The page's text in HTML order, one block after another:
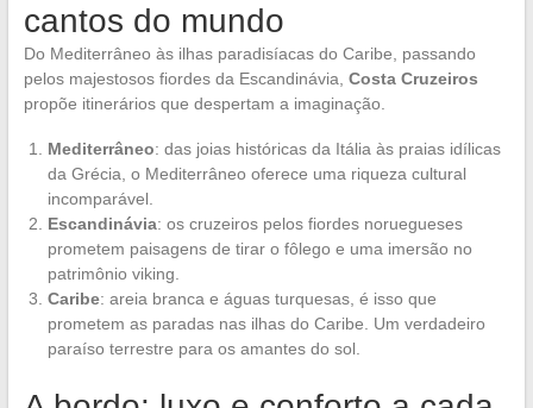
cantos do mundo
Do Mediterrâneo às ilhas paradisíacas do Caribe, passando
pelos majestosos fiordes da Escandinávia, Costa Cruzeiros
propõe itinerários que despertam a imaginação.
Mediterrâneo: das joias históricas da Itália às praias idílicas
da Grécia, o Mediterrâneo oferece uma riqueza cultural
incomparável.
Escandinávia: os cruzeiros pelos fiordes noruegueses
prometem paisagens de tirar o fôlego e uma imersão no
patrimônio viking.
Caribe: areia branca e águas turquesas, é isso que
prometem as paradas nas ilhas do Caribe. Um verdadeiro
paraíso terrestre para os amantes do sol.